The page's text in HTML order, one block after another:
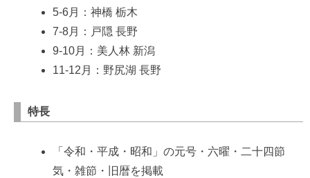
5-6月：神橋 栃木
7-8月：戸隠 長野
9-10月：美人林 新潟
11-12月：野尻湖 長野
特長
「令和・平成・昭和」の元号・六曜・二十四節
気・雑節・旧暦を掲載